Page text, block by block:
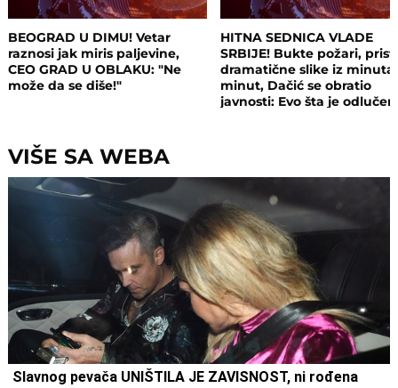
BEOGRAD U DIMU! Vetar
raznosi jak miris paljevine,
CEO GRAD U OBLAKU: "Ne
može da se diše!"
HITNA SEDNICA VLADE
SRBIJE! Bukte požari,
dramatične slike iz minuta
minut, Dačić se obratio
javnosti: Evo šta je
VIŠE SA WEBA
Slavnog pevača UNIŠTILA JE ZAVISNOST, ni rođena